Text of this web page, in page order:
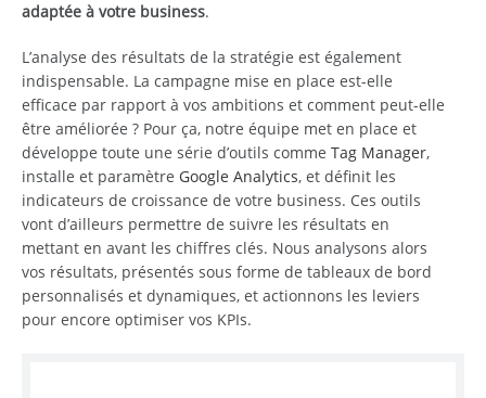
adaptée à votre business.
L’analyse des résultats de la stratégie est également
indispensable. La campagne mise en place est-elle
efficace par rapport à vos ambitions et comment peut-elle
être améliorée ? Pour ça, notre équipe met en place et
développe toute une série d’outils comme Tag Manager,
installe et paramètre Google Analytics, et définit les
indicateurs de croissance de votre business. Ces outils
vont d’ailleurs permettre de suivre les résultats en
mettant en avant les chiffres clés. Nous analysons alors
vos résultats, présentés sous forme de tableaux de bord
personnalisés et dynamiques, et actionnons les leviers
pour encore optimiser vos KPIs.